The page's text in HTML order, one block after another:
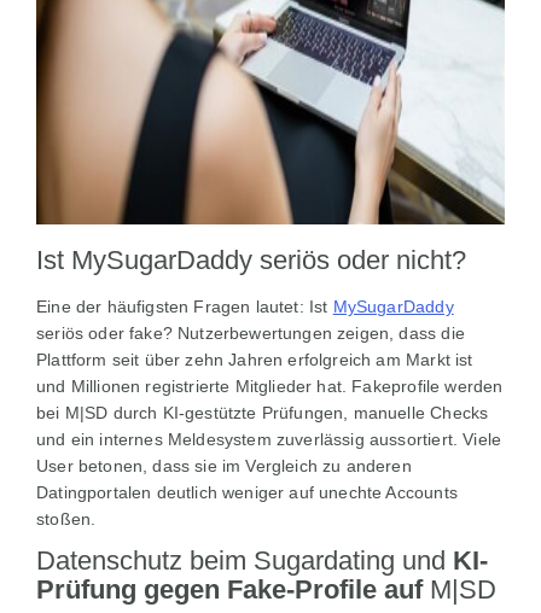
Ist MySugarDaddy seriös oder nicht?
Eine der häufigsten Fragen lautet: Ist MySugarDaddy
seriös oder fake? Nutzerbewertungen zeigen, dass die
Plattform seit über zehn Jahren erfolgreich am Markt ist
und Millionen registrierte Mitglieder hat. Fakeprofile werden
bei M|SD durch KI-gestützte Prüfungen, manuelle Checks
und ein internes Meldesystem zuverlässig aussortiert. Viele
User betonen, dass sie im Vergleich zu anderen
Datingportalen deutlich weniger auf unechte Accounts
stoßen.
Datenschutz beim Sugardating und KI-
Prüfung gegen Fake-Profile auf M|SD